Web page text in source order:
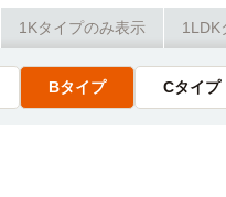
1Kタイプのみ表示 1LDK
Bタイプ Cタイプ